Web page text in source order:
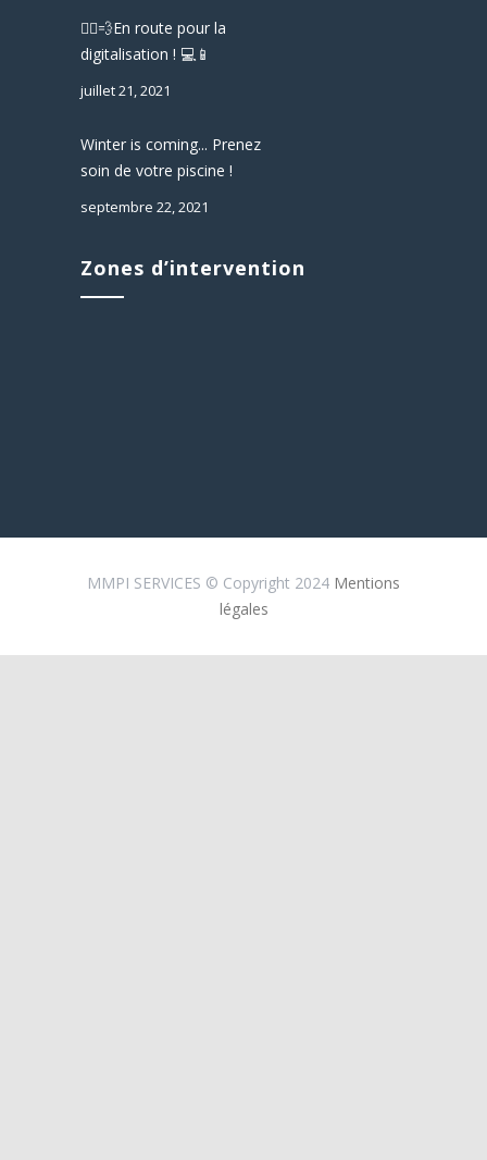
🏃‍♂️💨En route pour la
digitalisation ! 💻📱
juillet 21, 2021
Winter is coming... Prenez
soin de votre piscine !
septembre 22, 2021
Zones d’intervention
MMPI SERVICES © Copyright 2024 Mentions
légales